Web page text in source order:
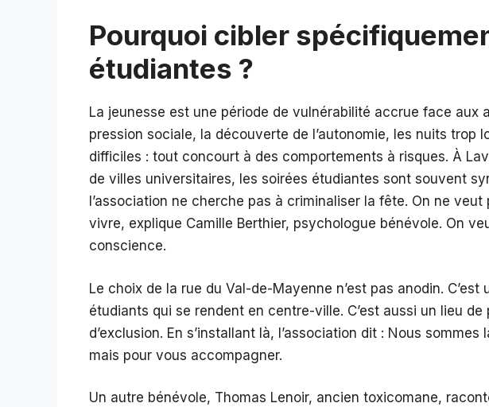
Pourquoi cibler
étudiantes ?
La jeunesse est une période de vulnérabilité accrue face aux
pression sociale, la découverte de l’autonomie, les nuits trop
difficiles : tout concourt à des comportements à risques. À
de villes universitaires, les soirées étudiantes sont souvent
l’association ne cherche pas à criminaliser la fête. On ne
vivre, explique Camille Berthier, psychologue bénévole. On
conscience.
Le choix de la rue du Val-de-Mayenne n’est pas anodin.
étudiants qui se rendent en centre-ville. C’est aussi un lieu de
d’exclusion. En s’installant là, l’association dit : Nous
mais pour vous accompagner.
Un autre bénévole, Thomas Lenoir, ancien toxicomane,